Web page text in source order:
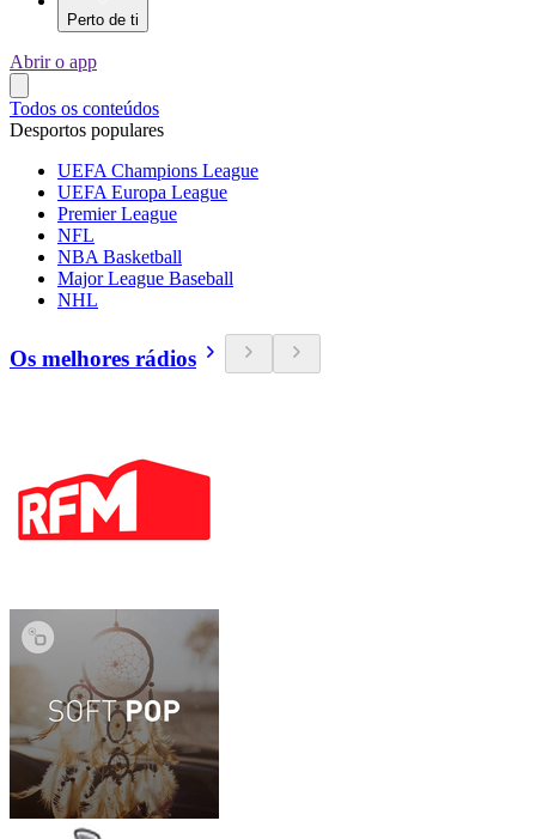
Perto de ti
Abrir o app
Todos os conteúdos
Desportos populares
UEFA Champions League
UEFA Europa League
Premier League
NFL
NBA Basketball
Major League Baseball
NHL
Os melhores rádios